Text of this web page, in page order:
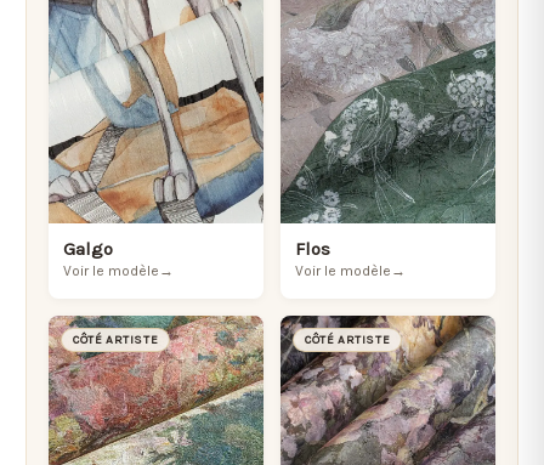
Galgo
Voir le modèle →
Flos
Voir le modèle →
CÔTÉ ARTISTE CÔTÉ ARTISTE